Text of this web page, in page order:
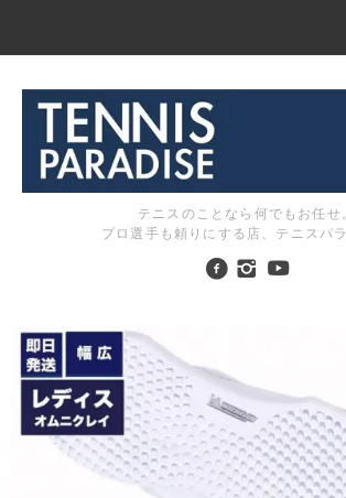
テニスのことなら何でもお任せ
プロ選手も頼りにする店、テニスパ